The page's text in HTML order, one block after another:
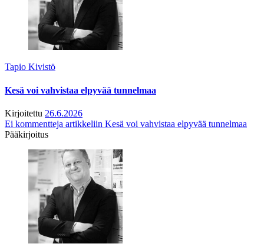
Tapio Kivistö
Kesä voi vahvistaa elpyvää tunnelmaa
Kirjoitettu 26.6.2026
Ei kommentteja artikkeliin Kesä voi vahvistaa elpyvää tunnelmaa
Pääkirjoitus